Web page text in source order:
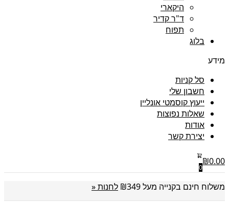
היקארי
ד"ר קדיר
תפוח
בלוג
מידע
סל קניות
חשבון שלי
ייעוץ קוסמטי אונליין
שאלות נפוצות
אודות
יצירת קשר
₪0.00
0
משלוח חינם בקנייה מעל ₪349
לחנות «